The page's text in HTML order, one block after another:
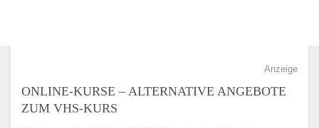
Anzeige
ONLINE-KURSE – ALTERNATIVE ANGEBOTE
ZUM VHS-KURS